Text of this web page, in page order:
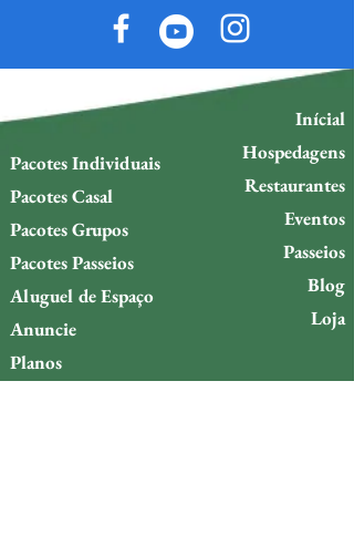
Pacotes Individuais
Pacotes Casal
Pacotes Grupos
Pacotes Passeios
Aluguel de Espaço
Anuncie
Planos
Inícial
Hospedagens
Restaurantes
Eventos
Passeios
Blog
Loja